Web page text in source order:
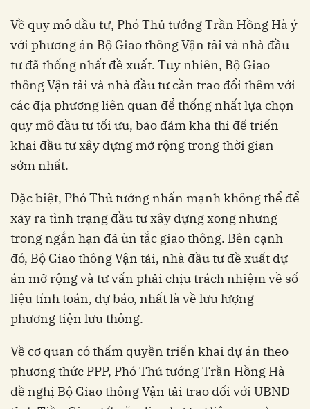
Về quy mô đầu tư, Phó Thủ tướng Trần Hồng Hà ý
với phương án Bộ Giao thông Vận tải và nhà đầu
tư đã thống nhất đề xuất. Tuy nhiên, Bộ Giao
thông Vận tải và nhà đầu tư cần trao đổi thêm với
các địa phương liên quan để thống nhất lựa chọn
quy mô đầu tư tối ưu, bảo đảm khả thi để triển
khai đầu tư xây dựng mở rộng trong thời gian
sớm nhất.
Đặc biệt, Phó Thủ tướng nhấn mạnh không thể để
xảy ra tình trạng đầu tư xây dựng xong nhưng
trong ngắn hạn đã ùn tắc giao thông. Bên cạnh
đó, Bộ Giao thông Vận tải, nhà đầu tư đề xuất dự
án mở rộng và tư vấn phải chịu trách nhiệm về số
liệu tính toán, dự báo, nhất là về lưu lượng
phương tiện lưu thông.
Về cơ quan có thẩm quyền triển khai dự án theo
phương thức PPP, Phó Thủ tướng Trần Hồng Hà
đề nghị Bộ Giao thông Vận tải trao đổi với UBND